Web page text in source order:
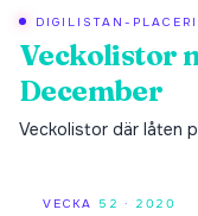
DIGILISTAN-
Veckolistor
December
Veckolistor där låten
VECKA 52 · 2020